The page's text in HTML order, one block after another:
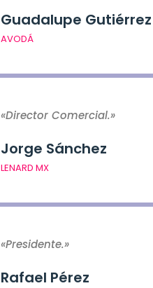
Guadalupe Gutiérrez
AVODÁ
«Director Comercial.»
Jorge Sánchez
LENARD MX
«Presidente.»
Rafael Pérez